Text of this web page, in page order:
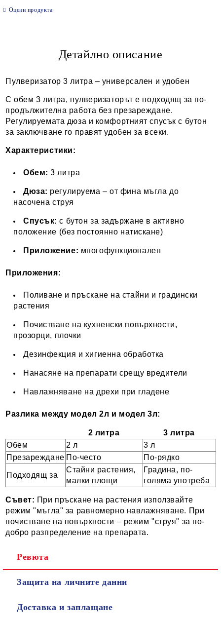
Ние ще се свържем с вас в рамките на работния ден.
Оцени продукта
Детайлно описание
Пулверизатор 3 литра – универсален и удобен
С обем 3 литра, пулверизаторът е подходящ за по-
продължителна работа без презареждане.
Регулируемата дюза и комфортният спусък с бутон
за заключване го правят удобен за всеки.
Характеристики:
Обем: 3 литра
Дюза: регулируема – от фина мъгла до
насочена струя
Спусък: с бутон за задържане в активно
положение (без постоянно натискане)
Приложение: многофункционален
Приложения:
Поливане и пръскане на стайни и градински
растения
Почистване на кухненски повърхности,
прозорци, плочки
Дезинфекция и хигиенна обработка
Нанасяне на препарати срещу вредители
Навлажняване на дрехи при гладене
Разлика между модел 2л и модел 3л:
2 литра
3 литра
Обем
2 л
3 л
Презареждане По-често По-рядко
Подходящ за
Стайни растения,
малки площи
Градина, по-
голяма употреба
Съвет: При пръскане на растения използвайте
режим "мъгла" за равномерно навлажняване. При
почистване на повърхности – режим "струя" за по-
добро разпределение на препарата.
Ревюта
Защита на личните данни
Доставка и заплащане